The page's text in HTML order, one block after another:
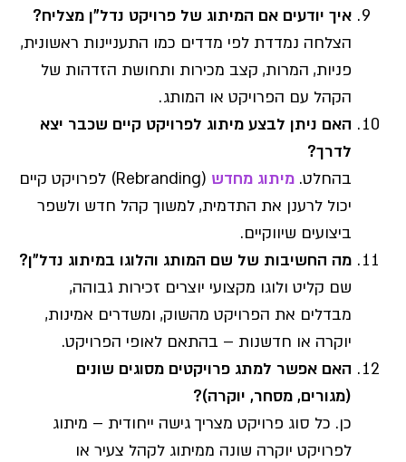
איך יודעים אם המיתוג של פרויקט נדל"ן מצליח?
הצלחה נמדדת לפי מדדים כמו התעניינות ראשונית,
פניות, המרות, קצב מכירות ותחושת הזדהות של
הקהל עם הפרויקט או המותג.
האם ניתן לבצע מיתוג לפרויקט קיים שכבר יצא
לדרך?
בהחלט. מיתוג מחדש
(Rebranding) לפרויקט קיים
יכול לרענן את התדמית, למשוך קהל חדש ולשפר
ביצועים שיווקיים.
מה החשיבות של שם המותג והלוגו במיתוג נדל"ן?
שם קליט ולוגו מקצועי יוצרים זכירות גבוהה,
מבדלים את הפרויקט מהשוק, ומשדרים אמינות,
יוקרה או חדשנות – בהתאם לאופי הפרויקט.
האם אפשר למתג פרויקטים מסוגים שונים
(מגורים, מסחר, יוקרה)?
כן. כל סוג פרויקט מצריך גישה ייחודית – מיתוג
לפרויקט יוקרה שונה ממיתוג לקהל צעיר או